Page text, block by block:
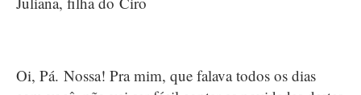
Oi,​ Pá. Nossa! Pra mim, que falava todos os dias